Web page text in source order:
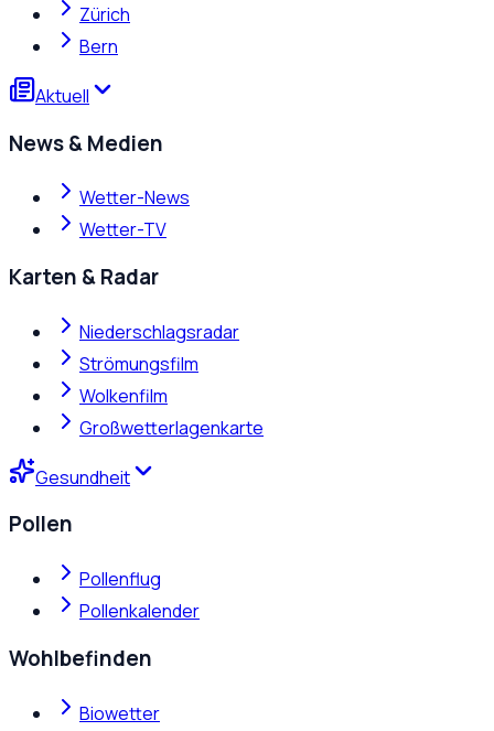
Zürich
Bern
Aktuell
News & Medien
Wetter-News
Wetter-TV
Karten & Radar
Niederschlagsradar
Strömungsfilm
Wolkenfilm
Großwetterlagenkarte
Gesundheit
Pollen
Pollenflug
Pollenkalender
Wohlbefinden
Biowetter